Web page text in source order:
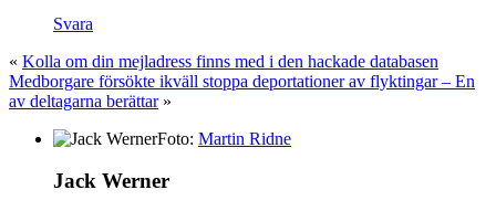
Svara
« Kolla om din mejladress finns med i den hackade databasen
Medborgare försökte ikväll stoppa deportationer av flyktingar – En
av deltagarna berättar»
Foto: Martin Ridne
Jack Werner